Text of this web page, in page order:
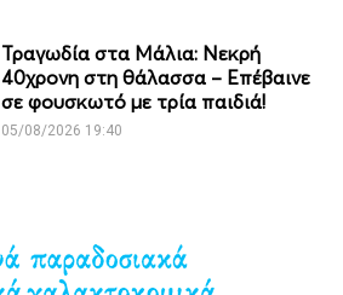
Τραγωδία στα Μάλια: Νεκρή
40χρονη στη θάλασσα – Επέβαινε
σε φουσκωτό με τρία παιδιά!
05/08/2026 19:40